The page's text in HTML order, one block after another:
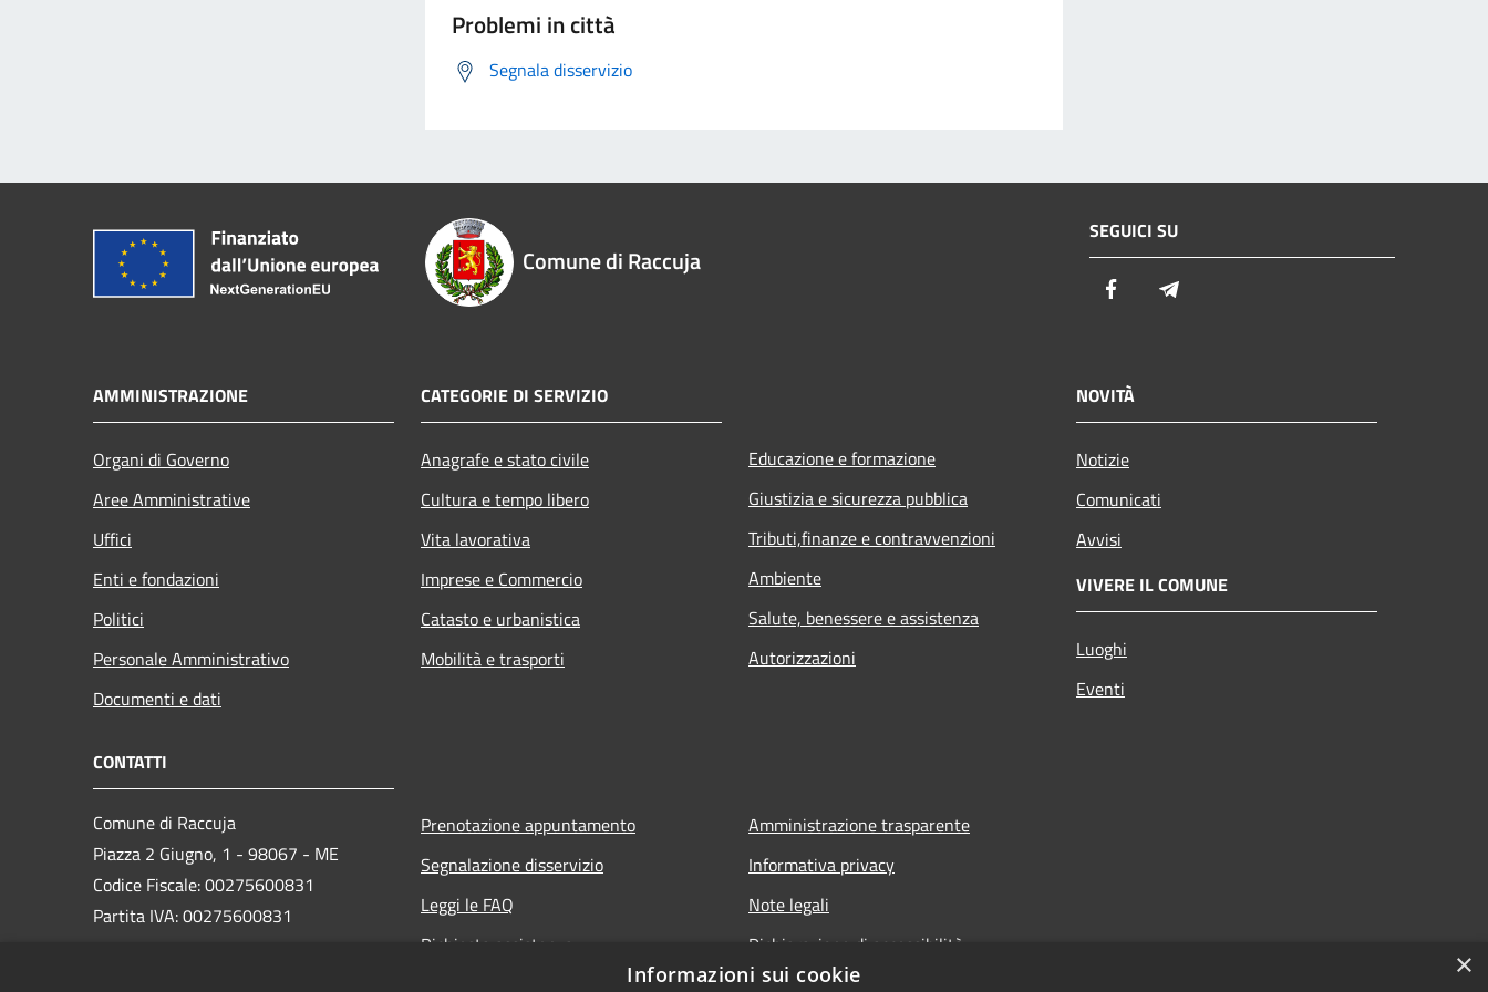
Problemi in città
Segnala disservizio
Comune di Raccuja
SEGUICI SU
Facebook
AMMINISTRAZIONE
Organi di Governo
Aree Amministrative
Uffici
Enti e fondazioni
Politici
Personale Amministrativo
Documenti e dati
CATEGORIE DI SERVIZIO
Anagrafe e stato civile
Cultura e tempo libero
Vita lavorativa
Imprese e Commercio
Catasto e urbanistica
Mobilità e trasporti
Educazione e formazione
Giustizia e sicurezza pubblica
Tributi,finanze e contravvenzioni
Ambiente
Salute, benessere e assistenza
Autorizzazioni
NOVITÀ
Notizie
Comunicati
Avvisi
VIVERE IL COMUNE
Luoghi
Eventi
CONTATTI
Comune di Raccuja
Piazza 2 Giugno, 1 - 98067 - ME
Codice Fiscale: 00275600831
Partita IVA: 00275600831
Prenotazione appuntamento
Segnalazione disservizio
Leggi le FAQ
Richiesta assistenza
Amministrazione trasparente
Informativa privacy
Note legali
Dichiarazione di accessibilità
×
Informazioni sui cookie